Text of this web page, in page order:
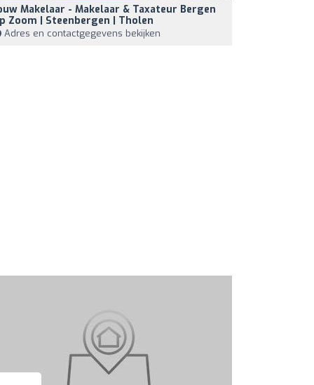
Makelaar - Makelaar & Taxateur Bergen
Zoom | Steenbergen | Tholen
Adres en contactgegevens bekijken